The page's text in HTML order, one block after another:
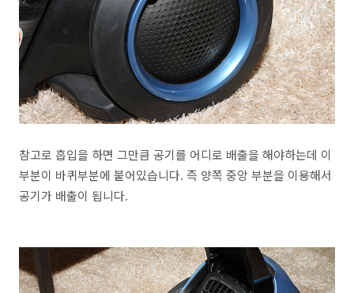
참고로 흡입을 하면 그만큼 공기를 어디로 배출을 해야하는데 이
부분이 바퀴부분에 붙어있습니다. 즉 양쪽 중앙 부분을 이용해서
공기가 배출이 됩니다.